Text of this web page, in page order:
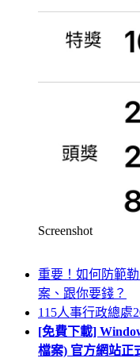
Screenshot
重要！如何防範
案、跟你要錢？
115人事行政總處
[免費下載]
檔案) 官方網站正